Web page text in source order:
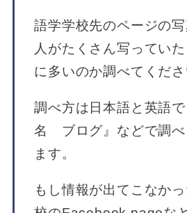
語学学校先のページの
人がたくさん写ってい
に多いのか調べてくださ
調べ方は日本語と英語
名 ブログ』などで調べ
ます。
もし情報が出てこなか